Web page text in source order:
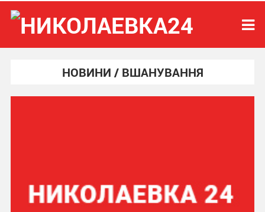
НОВИНИ / ВШАНУВАННЯ